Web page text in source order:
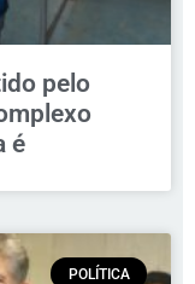
pelo
é
POLÍTICA